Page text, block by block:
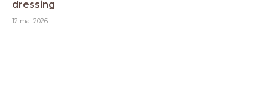
dressing
12 mai 2026